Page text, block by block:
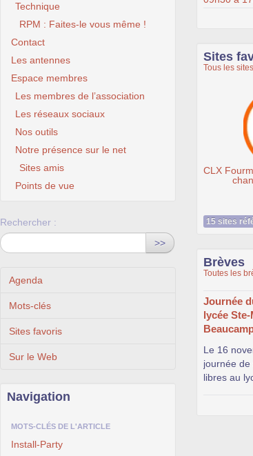
Technique
RPM : Faites-le vous même !
Contact
Les antennes
Espace membres
Les membres de l’association
Les réseaux sociaux
Nos outils
Notre présence sur le net
Sites amis
Points de vue
Rechercher :
>>
Agenda
Mots-clés
Sites favoris
Sur le Web
Navigation
MOTS-CLÉS DE L'ARTICLE
Install-Party
Sites
Tous les sites
CLX Fourmies – Donne une seconde
15 sites
Brèves
Toutes les
Journée
lycée
Le 16
journée
libres au